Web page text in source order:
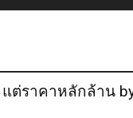
ต่ราคาหลักล้าน